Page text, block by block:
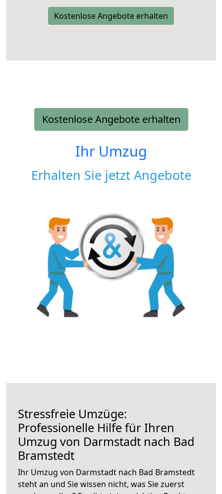
Kostenlose Angebote erhalten
Kostenlose Angebote erhalten
Ihr Umzug
Erhalten Sie jetzt Angebote
Stressfreie Umzüge:
Professionelle Hilfe für Ihren
Umzug von Darmstadt nach Bad
Bramstedt
Ihr Umzug von Darmstadt nach Bad Bramstedt
steht an und Sie wissen nicht, was Sie zuerst